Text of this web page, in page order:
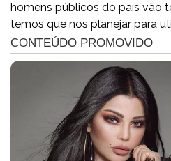
homens públicos do país vão
temos que nos planejar para